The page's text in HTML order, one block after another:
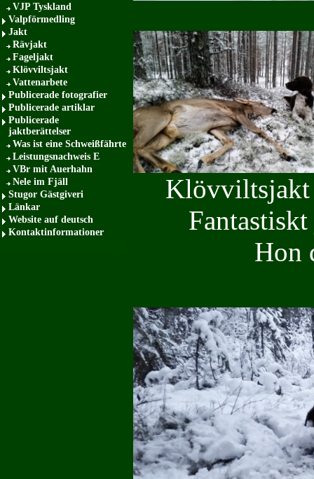
VJP Tyskland
Valpförmedling
Jakt
Rävjakt
Fageljakt
Klövviltsjakt
Vattenarbete
Publicerade fotografier
Publicerade artiklar
Publicerade
jaktberättelser
Was ist eine Schweißfährte
Leistungsnachweis E
VBr mit Auerhahn
Nele im Fjäll
Stugor Gästgiveri
Länkar
Website auf deutsch
Kontaktinformationer
Klövviltsjakt
Hon